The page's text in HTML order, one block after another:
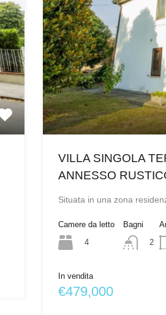
VILLA SINGOLA
ANNESSO
Situata in una zona
Camere da letto
4
Bagni
2
In vendita
€479,000